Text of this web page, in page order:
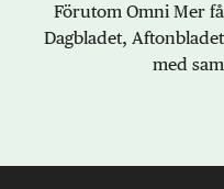
Förutom Omni Mer
Dagbladet,
med